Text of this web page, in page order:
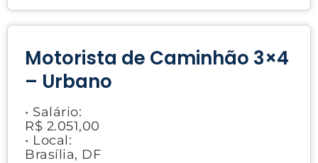
Motorista de Caminhão 3×4
– Urbano
• Salário:
R$ 2.051,00
• Local:
Brasília, DF